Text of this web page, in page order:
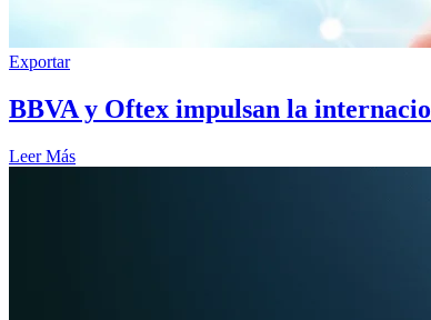
Exportar
BBVA y Oftex impulsan la
Leer Más